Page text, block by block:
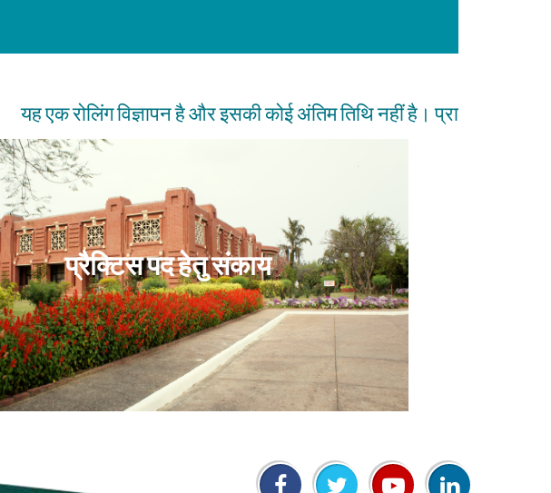
यह एक रोलिंग विज्ञापन है और इसकी कोई अंतिम तिथि नहीं है। प्राप्त आवेदनों पर
प्रैक्टिस पद हेतु संकाय